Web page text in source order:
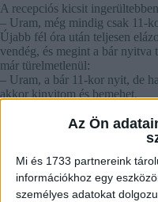
Az Ön
Mi és 1733 partnereink
információkhoz egy
személyes adatokat
A recepciós kicsit
– Uram, még mindig csak 11-
Újabb fél óra után teljesen
vendég, és megint a bár nyitva
már türelmetlenül:
– Uram, a bár 11-kor nyit, de
akkor kinyitom és bemehet.
– Deee én nem bemennni